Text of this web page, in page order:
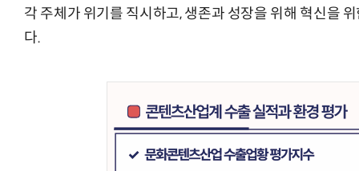
각 주체가 위기를 직시하고, 생존과 성장을 위해 혁신을
다.